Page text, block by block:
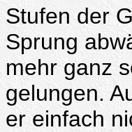
Stufen der
Sprung
mehr ganz
gelungen.
er einfach